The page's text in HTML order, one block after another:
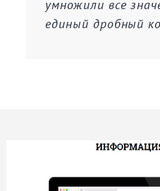
умножили все
единый дробный